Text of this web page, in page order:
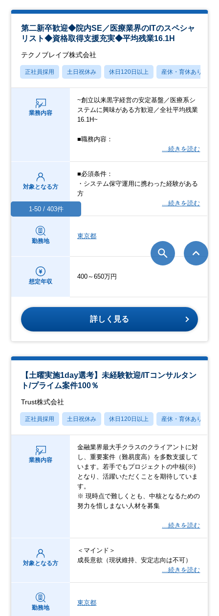
第二新卒歓迎◆院内SE／医療業界のITのスペシャ
リスト◆資格取得支援充実◆平均残業16.1H
テクノブレイブ株式会社
正社員採用 土日祝休み 休日120日以上 産休・育休あり
業務内容
~創立以来黒字経営の安定基盤／医療系シ
ステムに興味がある方歓迎／全社平均残業
16.1H~
■職務内容：
…続きを読む
対象となる方
■必須条件：
・システム保守運用に携わった経験がある
方
…続きを読む
勤務地
東京都
想定年収
400～650万円
詳しく見る
【土曜実施1day選考】未経験歓迎/ITコンサルタン
ト/プライム案件100％
Trust株式会社
正社員採用 土日祝休み 休日120日以上 産休・育休あり
業務内容
金融業界最大手クラスのクライアントに対
し、重要案件（難易度高）を多数支援して
います。若手でもプロジェクトの中核(※)
となり、活躍いただくことを期待していま
す。
※ 現時点で難しくとも、中核となるための
努力を惜しまない人材を募集
…続きを読む
対象となる方
＜マインド＞
成長意欲（現状維持、安定志向は不可）
…続きを読む
勤務地
東京都
1-50 / 403件